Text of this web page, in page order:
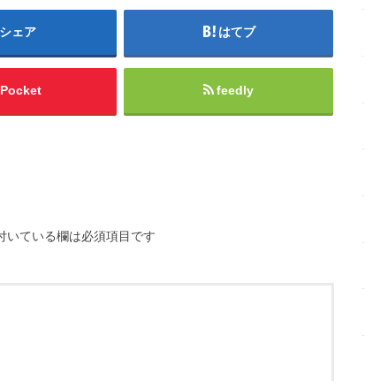
シェア はてブ
Pocket feedly
いている欄は必須項目です